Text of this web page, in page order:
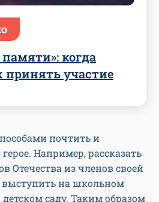
когда
принять участие
почтить и
Например, рассказать
Отечества из членов своей
выступить на школьном
саду. Таким образом